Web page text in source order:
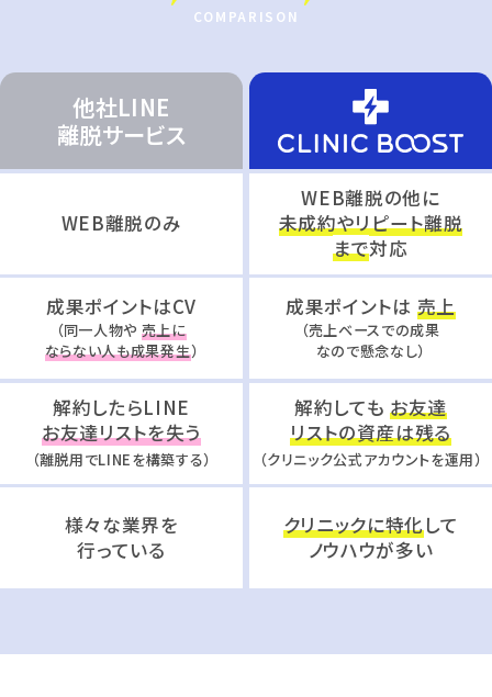
他社LINE
離脱サービス
WEB離脱のみ
成果ポイントはCV
（同一人物や 売上に
ならない人も成果発生）
解約したらLINE
お友達リストを失う
（離脱用でLINEを構築する）
様々な業界を
行っている
WEB離脱の他に
未成約やリピート離脱
まで対応
成果ポイントは 売上
（売上ベースでの成果
なので懸念なし）
解約しても お友達
リストの資産は残る
（クリニック公式アカウントを運用）
クリニックに特化して
ノウハウが多い